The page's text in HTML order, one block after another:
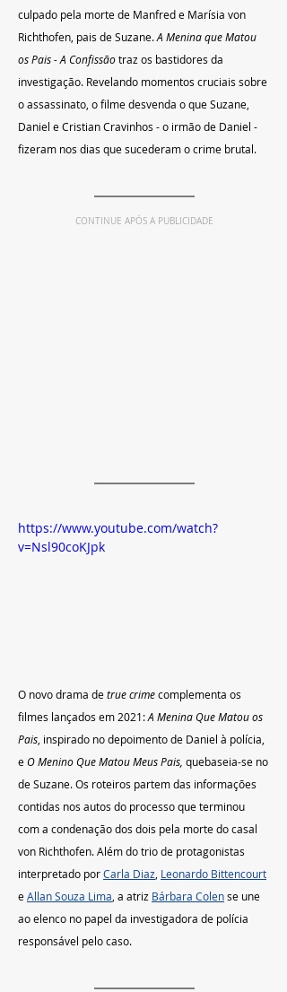
culpado pela morte de Manfred e Marísia von
Richthofen, pais de Suzane. A Menina que Matou
os Pais - A Confissão traz os bastidores da
investigação. Revelando momentos cruciais sobre
o assassinato, o filme desvenda o que Suzane,
Daniel e Cristian Cravinhos - o irmão de Daniel -
fizeram nos dias que sucederam o crime brutal.
CONTINUE APÓS A PUBLICIDADE
https://www.youtube.com/watch?
v=Nsl90coKJpk
O novo drama de true crime complementa os
filmes lançados em 2021: A Menina Que Matou os
Pais , inspirado no depoimento de Daniel à polícia,
e O Menino Que Matou Meus Pais, quebaseia-se no
de Suzane. Os roteiros partem das informações
contidas nos autos do processo que terminou
com a condenação dos dois pela morte do casal
von Richthofen. Além do trio de protagonistas
interpretado por Carla Diaz Leonardo Bittencourt
e Allan Souza Lima , a atriz Bárbara Colen se une
ao elenco no papel da investigadora de polícia
responsável pelo caso.